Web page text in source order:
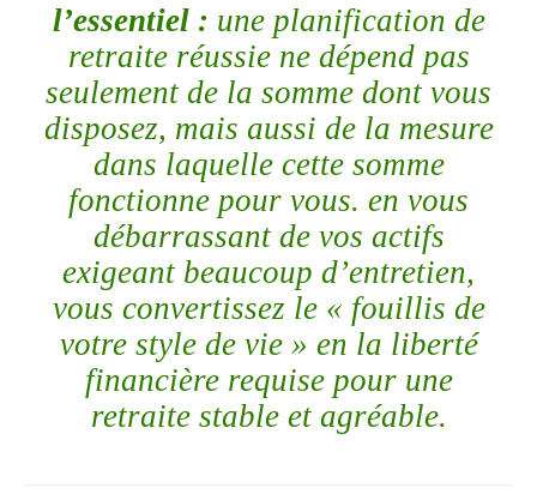
l’essentiel : une planification de
retraite réussie ne dépend pas
seulement de la somme dont vous
disposez, mais aussi de la mesure
dans laquelle cette somme
fonctionne pour vous. en vous
débarrassant de vos actifs
exigeant beaucoup d’entretien,
vous convertissez le « fouillis de
votre style de vie » en la liberté
financière requise pour une
retraite stable et agréable.